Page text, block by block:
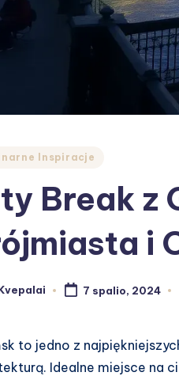
Inspiracje
Break z
i
7 spalio, 2024
to jedno z
Idealne miejsce na